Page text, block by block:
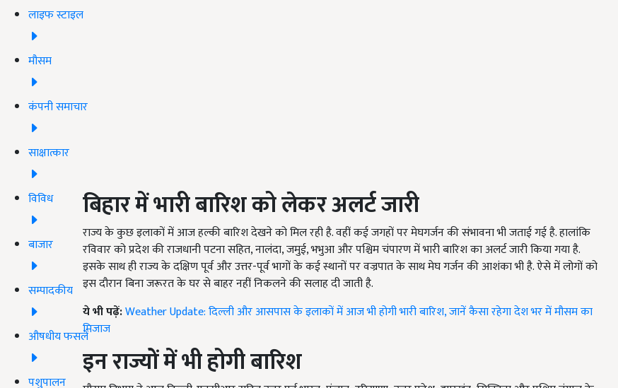
लाइफ स्टाइल
मौसम
कंपनी समाचार
साक्षात्कार
विविध
बाजार
सम्पादकीय
औषधीय फसलें
पशुपालन
बिहार में भारी बारिश को लेकर अलर्ट जारी
राज्य के कुछ इलाकों में आज हल्की बारिश देखने को मिल रही है. वहीं कई जगहों पर मेघगर्जन की संभावना भी जताई गई है. हालांकि
रविवार को प्रदेश की राजधानी पटना सहित, नालंदा, जमुई, भभुआ और पश्चिम चंपारण में भारी बारिश का अलर्ट जारी किया गया है.
इसके साथ ही राज्य के दक्षिण पूर्व और उत्तर-पूर्व भागों के कई स्थानों पर वज्रपात के साथ मेघ गर्जन की आशंका भी है. ऐसे में लोगों को
इस दौरान बिना जरूरत के घर से बाहर नहीं निकलने की सलाह दी जाती है.
ये भी पढ़ें:Weather Update: दिल्ली और आसपास के इलाकों में आज भी होगी भारी बारिश, जानें कैसा रहेगा देश भर में मौसम का
मिजाज
इन राज्यों में भी होगी बारिश